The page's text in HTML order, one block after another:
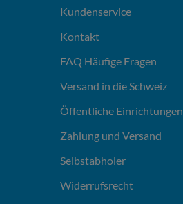
Kundenservice
Kontakt
FAQ Häufige Fragen
Versand in die Schweiz
Öffentliche Einrichtungen
Zahlung und Versand
Selbstabholer
Widerrufsrecht